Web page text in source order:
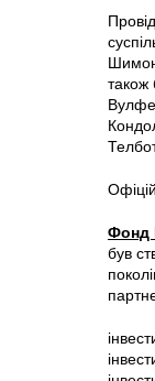
Шимон
також
Фонд
був